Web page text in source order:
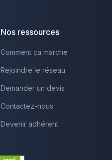
Nos ressources
Comment ça marche
Rejoindre le réseau
Demander un devis
Contactez-nous
Devenir adhérent